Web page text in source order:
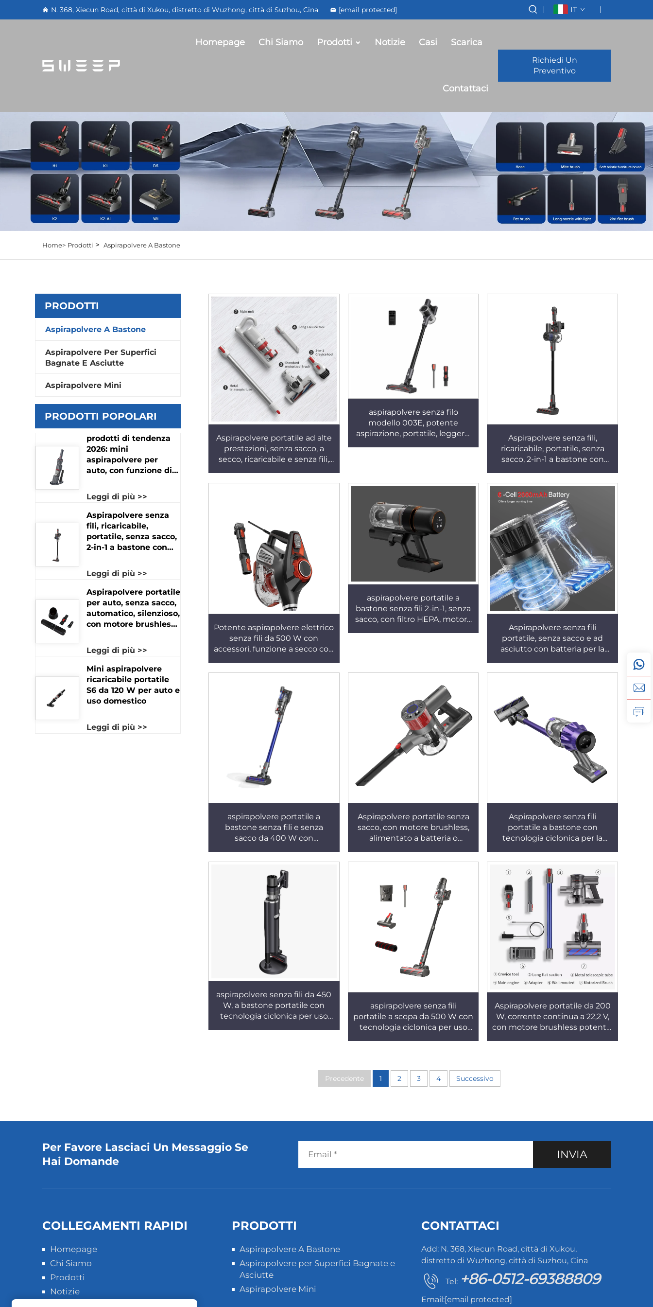
N. 368, Xiecun Road, città di Xukou, distretto di Wuzhong, città di Suzhou, Cina [email protected] IT
Homepage Chi Siamo Prodotti Notizie Casi Scarica
Contattaci
Richiedi Un
Preventivo
Home> Prodotti > Aspirapolvere A Bastone
PRODOTTI
Aspirapolvere A Bastone
Aspirapolvere Per Superfici
Bagnate E Asciutte
Aspirapolvere Mini
PRODOTTI POPOLARI
prodotti di tendenza
2026: mini
aspirapolvere per
auto, con funzione di
USB/Adattatore
elettrico, aspirazione a
secco, prodotto
ricaricabile molto
richiesto
Leggi di più >>
Aspirapolvere senza
fili, ricaricabile,
portatile, senza sacco,
2-in-1 a bastone con
per uso professionale
in hotel e in ambito
domestico, solo per
asciutto
Leggi di più >>
Aspirapolvere portatile
per auto, senza sacco,
automatico, silenzioso,
con motore brushless
adatto per uso in hotel
e con connessione
USB
Leggi di più >>
Mini aspirapolvere
ricaricabile portatile
S6 da 120 W per auto e
uso domestico
Leggi di più >>
Aspirapolvere portatile ad alte
prestazioni, senza sacco, a
secco, ricaricabile e senza fili,
adatto per uso in hotel e in
aspirapolvere senza filo
modello 003E, potente
aspirazione, portatile, leggero,
Aspirapolvere senza fili,
ricaricabile, portatile, senza
sacco, 2-in-1 a bastone con
professionale in hotel e in
ambito domestico, solo per
asciutto
Potente aspirapolvere elettrico
senza fili da 500 W con
accessori, funzione a secco con
aspirapolvere portatile a
bastone senza fili 2-in-1, senza
sacco, con filtro HEPA, motore
Aspirapolvere senza fili
portatile, senza sacco e ad
asciutto con batteria per la
aspirapolvere portatile a
bastone senza fili e senza
sacco da 400 W con
pulizia di tappeti e peli di
animali domestici in ambito
alberghiero e domestico
Aspirapolvere portatile senza
sacco, con motore brushless,
alimentato a batteria o
automatico, senza fili e a secco,
Aspirapolvere senza fili
portatile a bastone con
tecnologia ciclonica per la
animali domestici
aspirapolvere senza fili da 450
W, a bastone portatile con
tecnologia ciclonica per uso
aspirapolvere senza fili
portatile a scopa da 500 W con
tecnologia ciclonica per uso
Aspirapolvere portatile da 200
W, corrente continua a 22,2 V,
con motore brushless potente,
Precedente 1 2 3 4 Successivo
Per Favore Lasciaci Un Messaggio Se
Hai Domande
INVIA
COLLEGAMENTI RAPIDI
Homepage
Chi Siamo
Prodotti
Notizie
PRODOTTI
Aspirapolvere A Bastone
Aspirapolvere per Superfici Bagnate e
Asciutte
Aspirapolvere Mini
CONTATTACI
Add: N. 368, Xiecun Road, città di Xukou,
distretto di Wuzhong, città di Suzhou, Cina
Tel: +86-0512-69388809
Email:[email protected]